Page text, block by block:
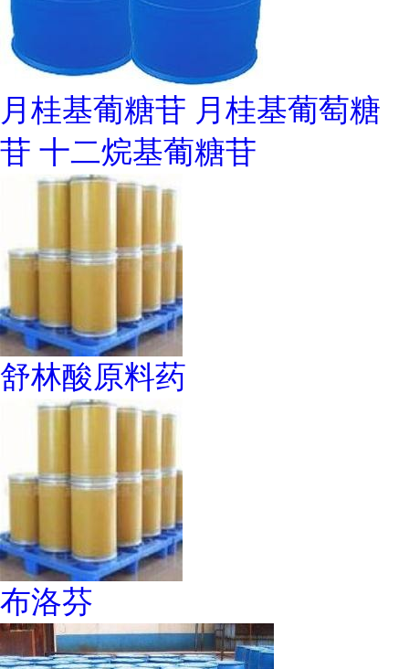
月桂基葡糖苷 月桂基葡萄糖
苷 十二烷基葡糖苷
舒林酸原料药
布洛芬